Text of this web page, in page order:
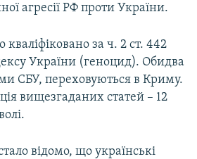
агресії РФ проти України.
кваліфіковано за ч. 2 ст. 442
України (геноцид). Обидва
СБУ, переховуються в Криму.
вищезгаданих статей – 12
відомо, що українські